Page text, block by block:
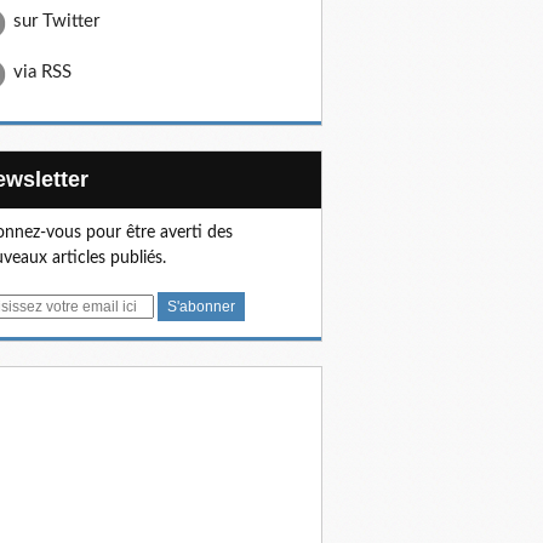
sur Twitter
via RSS
vous pour être averti des
articles publiés.